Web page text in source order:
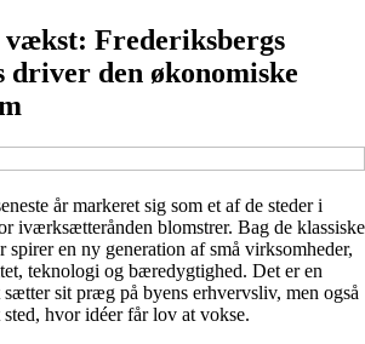
Frederiksbergs
driver den økonomiske
år markeret sig som et af de steder i
iværksætterånden blomstrer. Bag de klassiske
spirer en ny generation af små virksomheder,
teknologi og bæredygtighed. Det er en
sit præg på byens erhvervsliv, men også
hvor idéer får lov at vokse.